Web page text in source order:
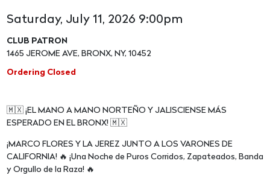
Saturday, July 11, 2026 9:00pm
CLUB PATRON
1465 JEROME AVE, BRONX, NY, 10452
Ordering Closed
🇲🇽 ¡EL MANO A MANO NORTEÑO Y JALISCIENSE MÁS
ESPERADO EN EL BRONX! 🇲🇽
¡MARCO FLORES Y LA JEREZ JUNTO A LOS VARONES DE
CALIFORNIA! 🔥 ¡Una Noche de Puros Corridos, Zapateados, Banda
y Orgullo de la Raza! 🔥